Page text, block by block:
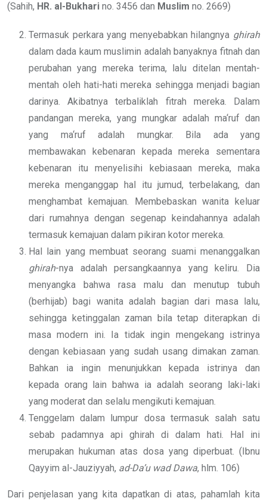
(Sahih, HR. al-Bukhari no. 3456 dan Muslim no. 2669)
Termasuk perkara yang menyebabkan hilangnya ghirah
dalam dada kaum muslimin adalah banyaknya fitnah dan
perubahan yang mereka terima, lalu ditelan mentah-
mentah oleh hati-hati mereka sehingga menjadi bagian
darinya. Akibatnya terbaliklah fitrah mereka. Dalam
pandangan mereka, yang mungkar adalah ma‘ruf dan
yang ma‘ruf adalah mungkar. Bila ada yang
membawakan kebenaran kepada mereka sementara
kebenaran itu menyelisihi kebiasaan mereka, maka
mereka menganggap hal itu jumud, terbelakang, dan
menghambat kemajuan. Membebaskan wanita keluar
dari rumahnya dengan segenap keindahannya adalah
termasuk kemajuan dalam pikiran kotor mereka.
Hal lain yang membuat seorang suami menanggalkan
ghirah-nya adalah persangkaannya yang keliru. Dia
menyangka bahwa rasa malu dan menutup tubuh
(berhijab) bagi wanita adalah bagian dari masa lalu,
sehingga ketinggalan zaman bila tetap diterapkan di
masa modern ini. Ia tidak ingin mengekang istrinya
dengan kebiasaan yang sudah usang dimakan zaman.
Bahkan ia ingin menunjukkan kepada istrinya dan
kepada orang lain bahwa ia adalah seorang laki-laki
yang moderat dan selalu mengikuti kemajuan.
Tenggelam dalam lumpur dosa termasuk salah satu
sebab padamnya api ghirah di dalam hati. Hal ini
merupakan hukuman atas dosa yang diperbuat. (Ibnu
Qayyim al-Jauziyyah, ad-Da’u wad Dawa, hlm. 106)
Dari penjelasan yang kita dapatkan di atas, pahamlah kita